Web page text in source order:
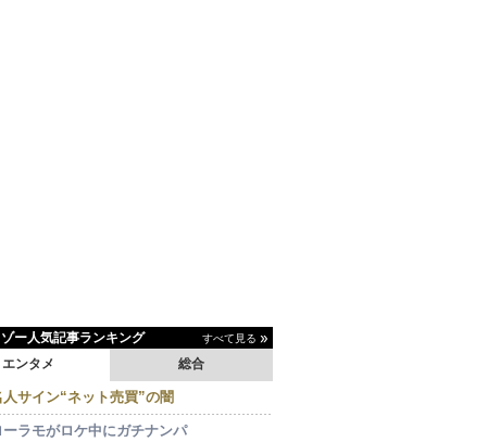
ー人気記事ランキング すべて見る
エンタメ 総合
人サイン“ネット売買”の闇
ーラモがロケ中にガチナンパ